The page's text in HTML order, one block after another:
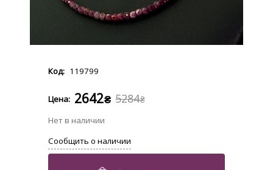
119799
5284₴
2642₴